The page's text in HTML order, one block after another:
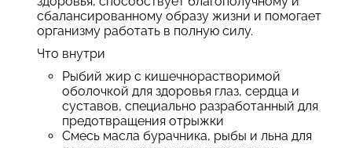
сбалансированному образу жизни и помогает
организму работать в полную силу.
Что внутри
Рыбий жир с кишечнорастворимой
оболочкой для здоровья глаз, сердца и
суставов, специально разработанный для
предотвращения отрыжки
Смесь масла бурачника, рыбы и льна для